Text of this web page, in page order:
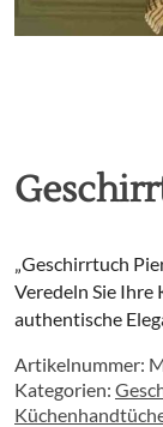
„Geschirrtuch
Veredeln Sie Ihre
authentische
Artikelnummer:
Kategorien: